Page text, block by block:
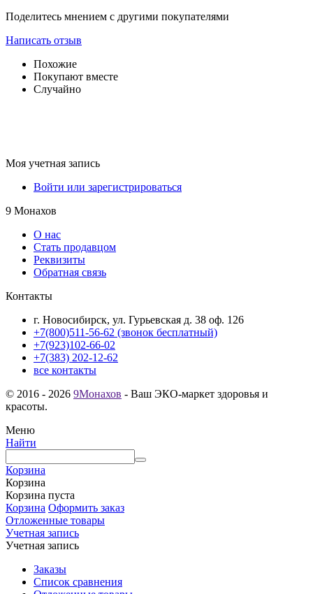
Поделитесь мнением с другими покупателями
Написать отзыв
Похожие
Покупают вместе
Случайно
Моя учетная запись
Войти или зарегистрироваться
9 Монахов
О нас
Стать продавцом
Реквизиты
Обратная связь
Контакты
г. Новосибирск, ул. Гурьевская д. 38 оф. 126
+7(800)511-56-62 (звонок бесплатный)
+7(923)102-66-02
+7(383) 202-12-62
все контакты
© 2016 - 2026 9Монахов - Ваш ЭКО-маркет здоровья и
красоты.
Меню
Найти
Корзина
Корзина
Корзина пуста
Корзина Оформить заказ
Отложенные товары
Учетная запись
Учетная запись
Заказы
Список сравнения